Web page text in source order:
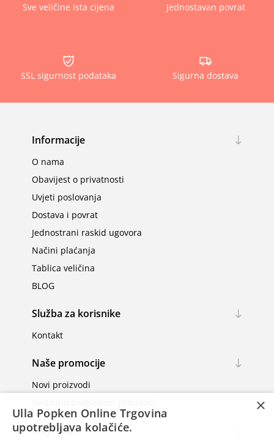
Sve veličine ista cijena Jednostavan povrat
SSL sigurnost podataka Sigurna dostava
Informacije
O nama
Obavijest o privatnosti
Uvjeti poslovanja
Dostava i povrat
Jednostrani raskid ugovora
Načini plaćanja
Tablica veličina
BLOG
Služba za korisnike
Kontakt
Naše promocije
Novi proizvodi
Moj račun
×
Ulla Popken Online Trgovina
upotrebljava kolačiće.